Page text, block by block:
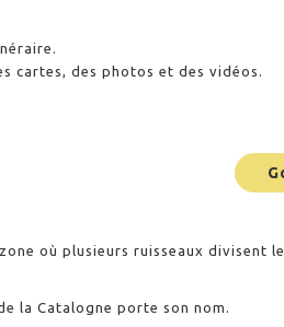
cartes, des photos et des vidéos.
où plusieurs ruisseaux divisent
la Catalogne porte son nom.